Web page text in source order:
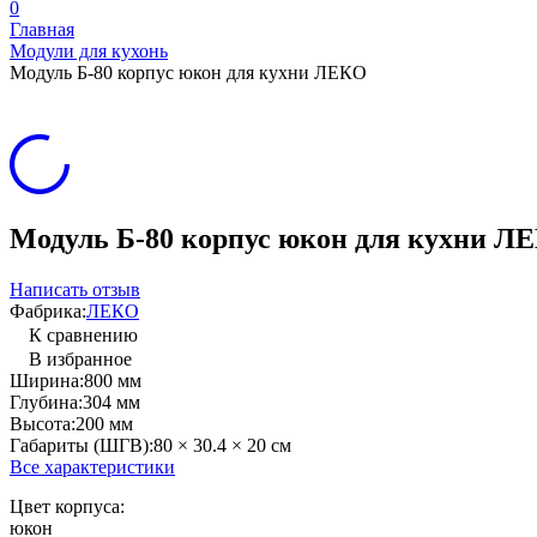
0
Главная
Модули для кухонь
Модуль Б-80 корпус юкон для кухни ЛЕКО
Модуль Б-80 корпус юкон для кухни
Написать отзыв
Фабрика:ЛЕКО
К сравнению
В избранное
Ширина:800 мм
Глубина:304 мм
Высота:200 мм
Габариты (ШГВ):80 × 30.4 × 20 см
Все характеристики
Цвет корпуса:
юкон